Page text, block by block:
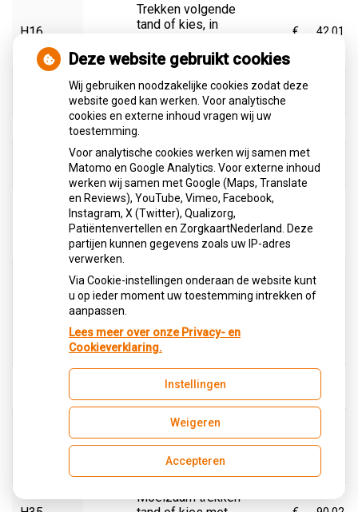
H16
Trekken volgende
tand of kies, in
hetzelfde kwadrant
€ 42.01
Kosten
hechtmateriaal
€
Hechten weke delen
Terugzetten tand of
kies, eerste element
€ 75.02
Terugzetten tand of
kies, volgend
element in dezelfde
zitting
€
Voorbereiding
praktijkruimte ten
behoeve van
verrichtingen vallend
onder onderdeel B
Hemisectie van een
Vrijleggen ingesloten
tand of kies ter
bevordering van de
doorbraak
€ 90.02
Moeizaam trekken
Deze website gebruikt cookies
Wij gebruiken noodzakelijke cookies zodat deze
website goed kan werken. Voor analytische
cookies en externe inhoud vragen wij uw
toestemming.
Voor analytische cookies werken wij samen met
Matomo en Google Analytics. Voor externe inhoud
werken wij samen met Google (Maps, Translate
en Reviews), YouTube, Vimeo, Facebook,
Instagram, X (Twitter), Qualizorg,
Patiëntenvertellen en ZorgkaartNederland. Deze
partijen kunnen gegevens zoals uw IP-adres
verwerken.
Via Cookie-instellingen onderaan de website kunt
u op ieder moment uw toestemming intrekken of
aanpassen.
Lees meer over onze Privacy- en
Cookieverklaring.
Instellingen
Weigeren
Accepteren